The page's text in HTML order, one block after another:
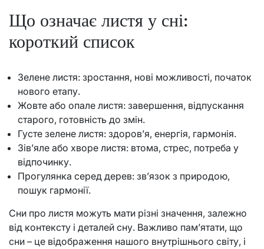
Що означає листя у сні:
короткий список
Зелене листя: зростання, нові можливості, початок
нового етапу.
Жовте або опале листя: завершення, відпускання
старого, готовність до змін.
Густе зелене листя: здоров’я, енергія, гармонія.
Зів’яле або хворе листя: втома, стрес, потреба у
відпочинку.
Прогулянка серед дерев: зв’язок з природою,
пошук гармонії.
Сни про листя можуть мати різні значення, залежно
від контексту і деталей сну. Важливо пам’ятати, що
сни – це відображення нашого внутрішнього світу, і